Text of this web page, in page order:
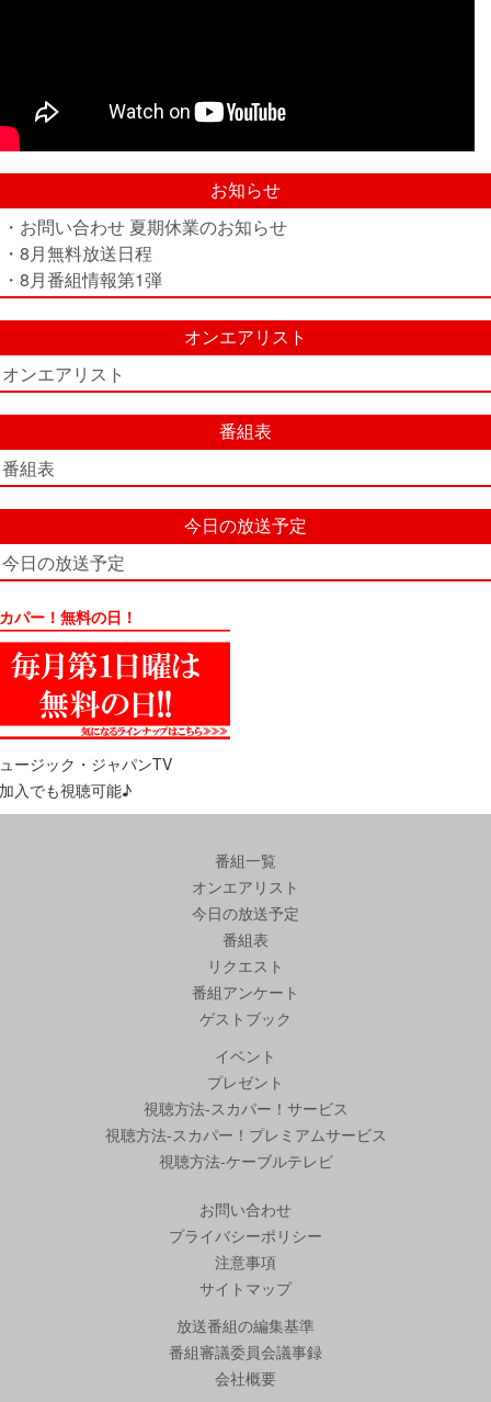
お知らせ
・お問い合わせ 夏期休業のお知らせ
・8月無料放送日程
・8月番組情報第1弾
オンエアリスト
オンエアリスト
番組表
番組表
今日の放送予定
今日の放送予定
パー！無料の日！
ージック・ジャパンTV
入でも視聴可能♪
番組一覧
オンエアリスト
今日の放送予定
番組表
リクエスト
番組アンケート
ゲストブック
イベント
プレゼント
視聴方法-スカパー！サービス
視聴方法-スカパー！プレミアムサービス
視聴方法-ケーブルテレビ
お問い合わせ
プライバシーポリシー
注意事項
サイトマップ
放送番組の編集基準
番組審議委員会議事録
会社概要